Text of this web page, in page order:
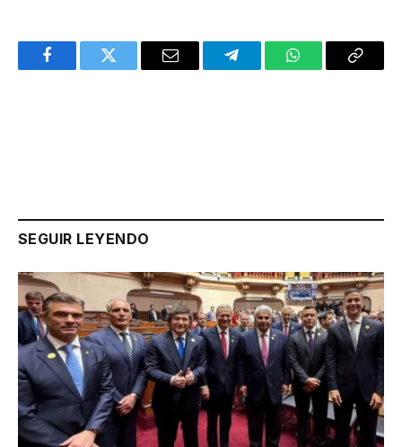
FacebookTwitter Email TelegramWhatsAppCopy
SEGUIR LEYENDO